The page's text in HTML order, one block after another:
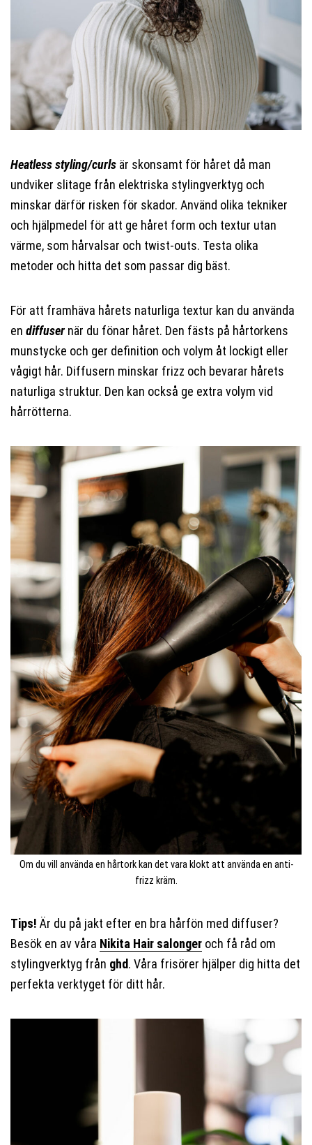
Heatless styling/curls är skonsamt för håret då man
undviker slitage från elektriska stylingverktyg och
minskar därför risken för skador. Använd olika tekniker
och hjälpmedel för att ge håret form och textur utan
värme, som hårvalsar och twist-outs. Testa olika
metoder och hitta det som passar dig bäst.
För att framhäva hårets naturliga textur kan du använda
en diffuser när du fönar håret. Den fästs på hårtorkens
munstycke och ger definition och volym åt lockigt eller
vågigt hår. Diffusern minskar frizz och bevarar hårets
naturliga struktur. Den kan också ge extra volym vid
hårrötterna.
Om du vill använda en hårtork kan det vara klokt att använda en anti-
frizz kräm.
Tips! Är du på jakt efter en bra hårfön med diffuser?
Besök en av våra Nikita Hair salonger och få råd om
stylingverktyg från ghd. Våra frisörer hjälper dig hitta det
perfekta verktyget för ditt hår.